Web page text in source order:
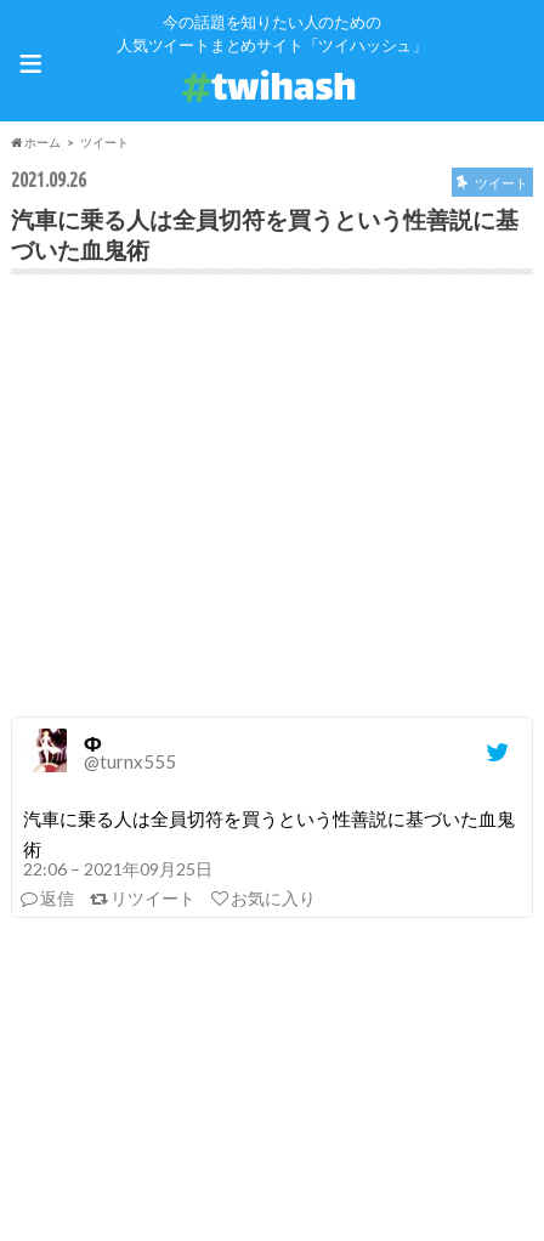
今の話題を知りたい人のための
人気ツイートまとめサイト「ツイハッシュ」
≡
ホーム ツイート
2021.09.26 ツイート
汽車に乗る人は全員切符を買うという性善説に基
づいた血鬼術
Φ
@turnx555
汽車に乗る人は全員切符を買うという性善説に基づいた血鬼
術
22:06 – 2021年09月25日
返信
リツイート お気に入り